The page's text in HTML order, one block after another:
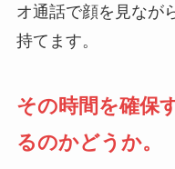
オ通話で顔を見なが
持てます。
その時間を確保
るのかどうか。